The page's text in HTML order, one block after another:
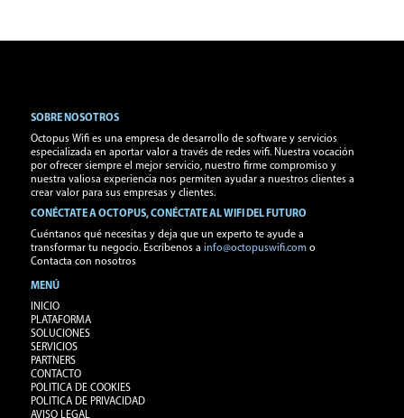
SOBRE NOSOTROS
Octopus Wifi es una empresa de desarrollo de software y servicios
especializada en aportar valor a través de redes wifi. Nuestra vocación
por ofrecer siempre el mejor servicio, nuestro firme compromiso y
nuestra valiosa experiencia nos permiten ayudar a nuestros clientes a
crear valor para sus empresas y clientes.
CONÉCTATE A OCTOPUS, CONÉCTATE AL WIFI DEL FUTURO
Cuéntanos qué necesitas y deja que un experto te ayude a
transformar tu negocio. Escríbenos a info@octopuswifi.como
Contacta con nosotros
MENÚ
INICIO
PLATAFORMA
SOLUCIONES
SERVICIOS
PARTNERS
CONTACTO
POLITICA DE COOKIES
POLITICA DE PRIVACIDAD
AVISO LEGAL